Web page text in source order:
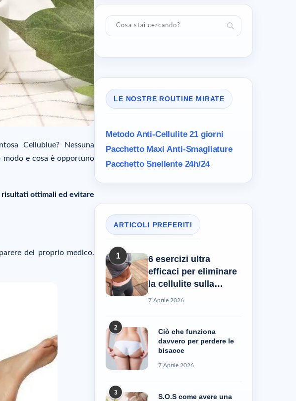
Cellublue? Nessuna
modo e cosa è opportuno
risultati ottimali ed evitare
del proprio medico.
Prima della prossima seduta
Articoli correlati
LE NOSTRE ROUTINE MIRATE
Metodo Anti-Cellulite21 giorni
Pacchetto MaxiAnti-Smagliature
Pacchetto Snellente 24h/24
ARTICOLI PREFERITI
1
6 esercizi ultra
efficaci per eliminare
la cellulite sulla
pancia
7 Aprile 2026
2
Ciò che funziona
davvero per perdere le
bisacce
7 Aprile 2026
3
S.O.S come avere una